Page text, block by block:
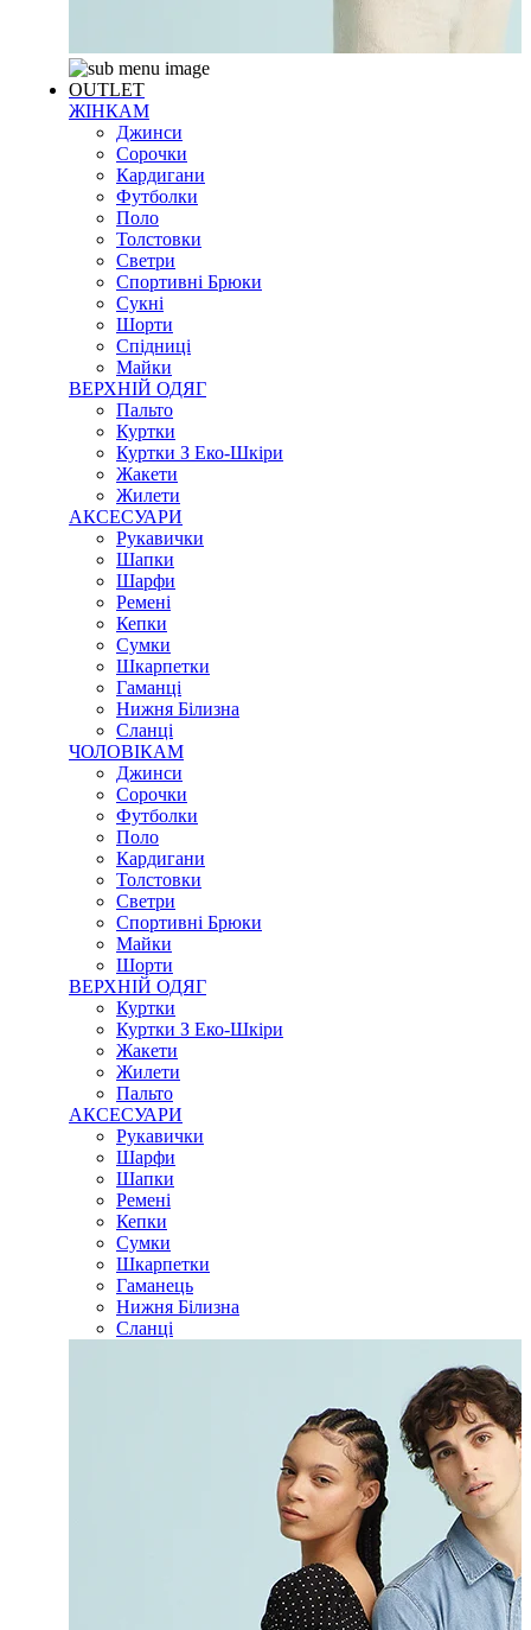
OUTLET
ЖІНКАМ
Джинси
Сорочки
Кардигани
Футболки
Поло
Толстовки
Светри
Спортивні Брюки
Сукні
Шорти
Спідниці
Майки
ВЕРХНІЙ ОДЯГ
Пальто
Куртки
Куртки З Еко-Шкіри
Жакети
Жилети
АКСЕСУАРИ
Рукавички
Шапки
Шарфи
Ремені
Кепки
Сумки
Шкарпетки
Гаманці
Нижня Білизна
Сланці
ЧОЛОВІКАМ
Джинси
Сорочки
Футболки
Поло
Кардигани
Толстовки
Светри
Спортивні Брюки
Майки
Шорти
ВЕРХНІЙ ОДЯГ
Куртки
Куртки З Еко-Шкіри
Жакети
Жилети
Пальто
АКСЕСУАРИ
Рукавички
Шарфи
Шапки
Ремені
Кепки
Сумки
Шкарпетки
Гаманець
Нижня Білизна
Сланці